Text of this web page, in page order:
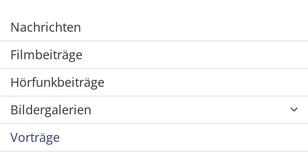
Nachrichten
Filmbeiträge
Hörfunkbeiträge
Bildergalerien
Vorträge